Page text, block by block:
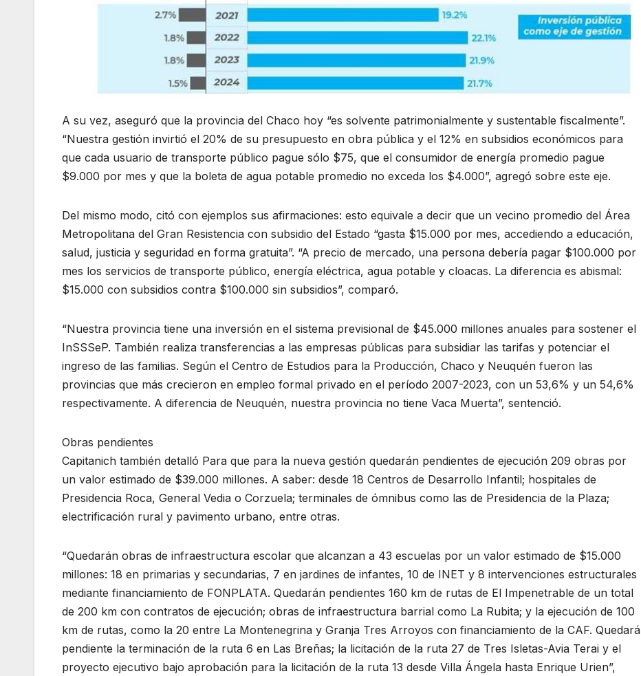
A su vez, aseguró que la provincia del Chaco hoy “es solvente patrimonialmente y sustentable fiscalmente”.
“Nuestra gestión invirtió el 20% de su presupuesto en obra pública y el 12% en subsidios económicos para
que cada usuario de transporte público pague sólo $75, que el consumidor de energía promedio pague
$9.000 por mes y que la boleta de agua potable promedio no exceda los $4.000”, agregó sobre este eje.
Del mismo modo, citó con ejemplos sus afirmaciones: esto equivale a decir que un vecino promedio del Área
Metropolitana del Gran Resistencia con subsidio del Estado “gasta $15.000 por mes, accediendo a educación,
salud, justicia y seguridad en forma gratuita”. “A precio de mercado, una persona debería pagar $100.000 por
mes los servicios de transporte público, energía eléctrica, agua potable y cloacas. La diferencia es abismal:
$15.000 con subsidios contra $100.000 sin subsidios”, comparó.
“Nuestra provincia tiene una inversión en el sistema previsional de $45.000 millones anuales para sostener el
InSSSeP. También realiza transferencias a las empresas públicas para subsidiar las tarifas y potenciar el
ingreso de las familias. Según el Centro de Estudios para la Producción, Chaco y Neuquén fueron las
provincias que más crecieron en empleo formal privado en el período 2007-2023, con un 53,6% y un 54,6%
respectivamente. A diferencia de Neuquén, nuestra provincia no tiene Vaca Muerta”, sentenció.
Obras pendientes
Capitanich también detalló Para que para la nueva gestión quedarán pendientes de ejecución 209 obras por
un valor estimado de $39.000 millones. A saber: desde 18 Centros de Desarrollo Infantil; hospitales de
Presidencia Roca, General Vedia o Corzuela; terminales de ómnibus como las de Presidencia de la Plaza;
electrificación rural y pavimento urbano, entre otras.
“Quedarán obras de infraestructura escolar que alcanzan a 43 escuelas por un valor estimado de $15.000
millones: 18 en primarias y secundarias, 7 en jardines de infantes, 10 de INET y 8 intervenciones estructurales
mediante financiamiento de FONPLATA. Quedarán pendientes 160 km de rutas de El Impenetrable de un total
de 200 km con contratos de ejecución; obras de infraestructura barrial como La Rubita; y la ejecución de 100
km de rutas, como la 20 entre La Montenegrina y Granja Tres Arroyos con financiamiento de la CAF. Quedará
pendiente la terminación de la ruta 6 en Las Breñas; la licitación de la ruta 27 de Tres Isletas-Avia Terai y el
proyecto ejecutivo bajo aprobación para la licitación de la ruta 13 desde Villa Ángela hasta Enrique Urien”,